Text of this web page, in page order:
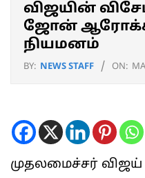
விஜயின்
ஜோன்
நியமனம்
BY: NEWS STAFF ON:
முதலமைச்சர் விஜய்